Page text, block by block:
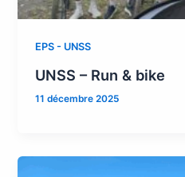
EPS - UNSS
UNSS – Run & bike
11 décembre 2025